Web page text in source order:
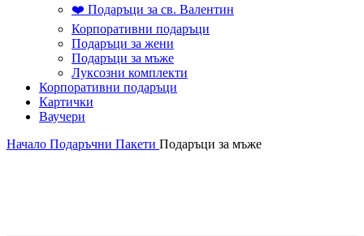
❤️ Подаръци за св. Валентин
Корпоративни подаръци
Подаръци за жени
Подаръци за мъже
Луксозни комплекти
Корпоративни подаръци
Картички
Ваучери
Начало Подаръчни Пакети Подаръци за мъже